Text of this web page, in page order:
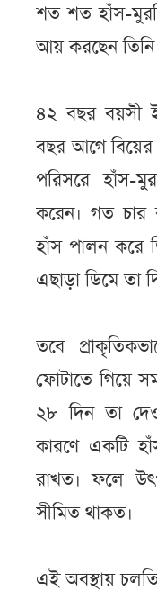
শত শত হাঁস-
আয় করছেন
৪২ বছর বয়সী
বছর আগে বিয়ের
পরিসরে হাঁস-
করেন। গত চার
হাঁস পালন করে
এছাড়া ডিমে তা
তবে
ফোটাতে গিয়ে
২৮ দিন তা
কারণে একটি
রাখত। ফলে
সীমিত থাকত।
এই অবস্থায়